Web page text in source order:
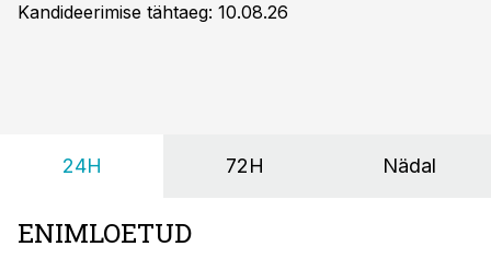
Kandideerimise tähtaeg: 10.08.26
24H 72H Nädal
ENIMLOETUD